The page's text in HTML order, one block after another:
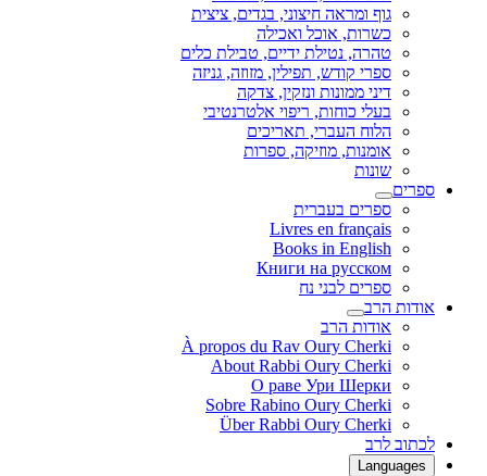
גוף ומראה חיצוני, בגדים, ציצית
כשרות, אוכל ואכילה
טהרה, נטילת ידיים, טבילת כלים
ספרי קודש, תפילין, מזוזה, גניזה
דיני ממונות ונזקין, צדקה
בעלי כוחות, ריפוי אלטרנטיבי
הלוח העברי, תאריכים
אומנות, מוזיקה, ספרות
שונות
ספרים
ספרים בעברית
Livres en français
Books in English
Книги на русском
ספרים לבני נח
אודות הרב
אודות הרב
À propos du Rav Oury Cherki
About Rabbi Oury Cherki
О раве Ури Шерки
Sobre Rabino Oury Cherki
Über Rabbi Oury Cherki
לכתוב לרב
Languages